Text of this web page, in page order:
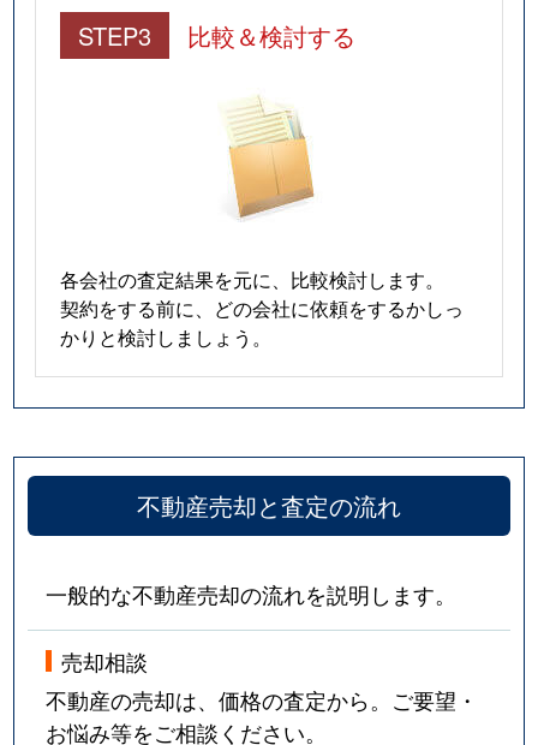
STEP3 比較＆検討する
各会社の査定結果を元に、比較検討します。
契約をする前に、どの会社に依頼をするかしっ
かりと検討しましょう。
不動産売却と査定の流れ
一般的な不動産売却の流れを説明します。
売却相談
不動産の売却は、価格の査定から。ご要望・
お悩み等をご相談ください。